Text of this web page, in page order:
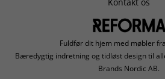
Fuldfør dit hjem med møbler
Bæredygtig indretning og tidløst design til
Brands Nordic AB.